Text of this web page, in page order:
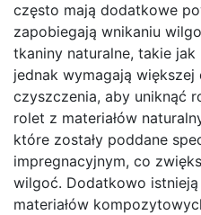
często mają dodatkowe
zapobiegają wnikaniu
tkaniny naturalne, takie jak
jednak wymagają większej
czyszczenia, aby uniknąć
rolet z materiałów
które zostały poddane
impregnacyjnym, co
wilgoć. Dodatkowo
materiałów